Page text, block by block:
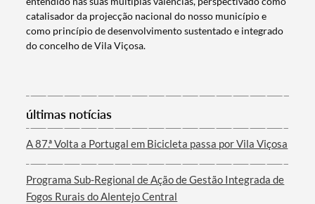
catalisador da projecção nacional do nosso município e
como princípio de desenvolvimento sustentado e integrado
do concelho de Vila Viçosa.
últimas notícias
A 87.ª Volta a Portugal em Bicicleta passa por Vila Viçosa
Programa Sub-Regional de Ação de Gestão Integrada de
Fogos Rurais do Alentejo Central